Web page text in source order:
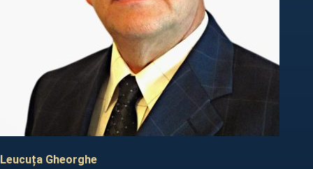
Leucuța Gheorghe